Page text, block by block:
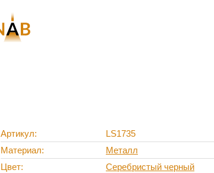
Артикул
LS1735
Материал
Металл
Цвет
Серебристый черный